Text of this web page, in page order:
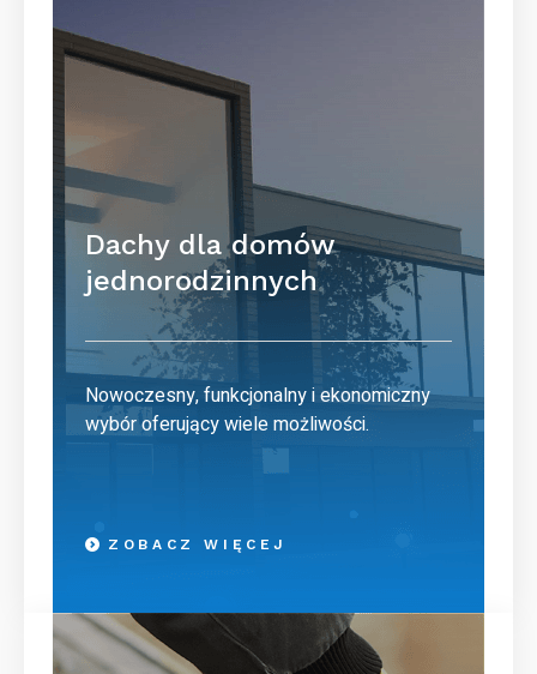
Dachy dla domów
jednorodzinnych
Nowoczesny, funkcjonalny i ekonomiczny
wybór oferujący wiele możliwości.
ZOBACZ WIĘCEJ